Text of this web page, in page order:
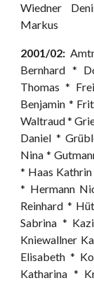
Wiedner
Markus
2001/02:
Bernhard *
Thomas *
Benjamin *
Waltraud *
Daniel *
Nina *
* Haas
* Hermann
Reinhard *
Sabrina *
Kniewallner
Elisabeth *
Katharina *